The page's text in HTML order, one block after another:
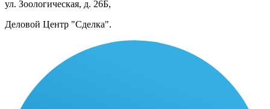
ул. Зоологическая, д. 26Б,
Деловой Центр "Сделка".